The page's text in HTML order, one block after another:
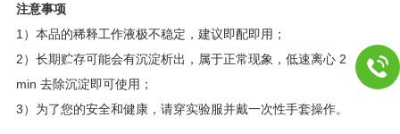
注意事项
1）本品的稀释工作液极不稳定，建议即配即用；
2）长期贮存可能会有沉淀析出，属于正常现象，低速离心 2
min 去除沉淀即可使用；
3）为了您的安全和健康，请穿实验服并戴一次性手套操作。